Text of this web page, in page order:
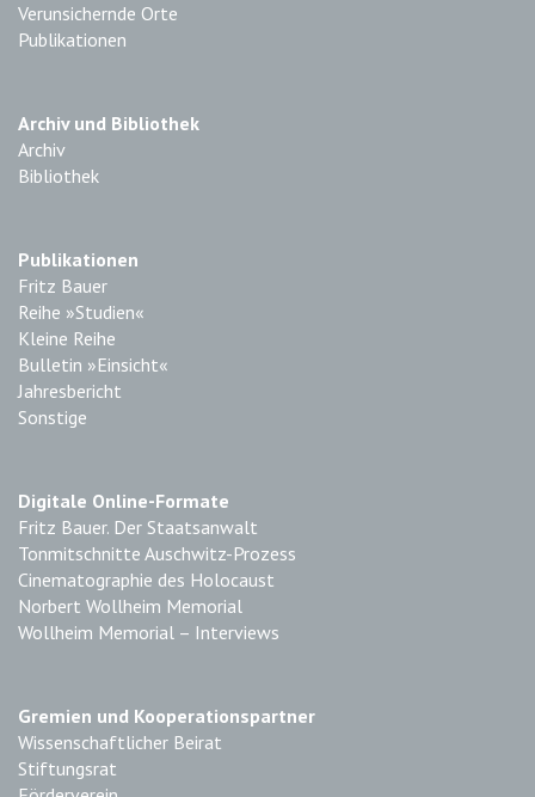
Verunsichernde Orte
Publikationen
Archiv und Bibliothek
Archiv
Bibliothek
Publikationen
Fritz Bauer
Reihe »Studien«
Kleine Reihe
Bulletin »Einsicht«
Jahresbericht
Sonstige
Digitale Online-Formate
Fritz Bauer. Der Staatsanwalt
Tonmitschnitte Auschwitz-Prozess
Cinematographie des Holocaust
Norbert Wollheim Memorial
Wollheim Memorial – Interviews
Gremien und Kooperationspartner
Wissenschaftlicher Beirat
Stiftungsrat